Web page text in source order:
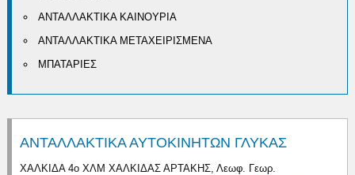
ΑΝΤΑΛΛΑΚΤΙΚΑ ΚΑΙΝΟΥΡΙΑ
ΑΝΤΑΛΛΑΚΤΙΚΑ ΜΕΤΑΧΕΙΡΙΣΜΕΝΑ
ΜΠΑΤΑΡΙΕΣ
ΑΝΤΑΛΛΑΚΤΙΚΑ ΑΥΤΟΚΙΝΗΤΩΝ ΓΛΥΚΑΣ
ΧΑΛΚΙΔΑ 4ο ΧΛΜ ΧΑΛΚΙΔΑΣ ΑΡΤΑΚΗΣ, Λεωφ. Γεωρ.